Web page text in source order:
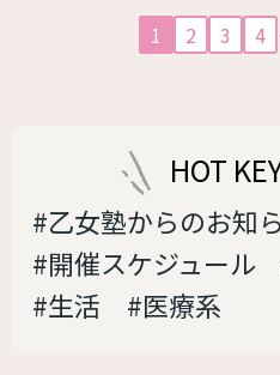
作用がな
インフル
術を行
バンコ
した。
年10月7日） (乙女塾編集
ー手...
1 2 3 4
HOT
#乙女塾からのお知
#開催スケジュール
#生活
#医療系